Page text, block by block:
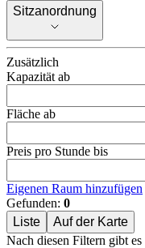
Sitzanordnung
Sitzanordnung
Zusätzlich
Kapazität ab
Fläche ab
Preis pro Stunde bis
Eigenen Raum hinzufügen
Gefunden: 0
Liste
Auf der Karte
Nach diesen Filtern gibt